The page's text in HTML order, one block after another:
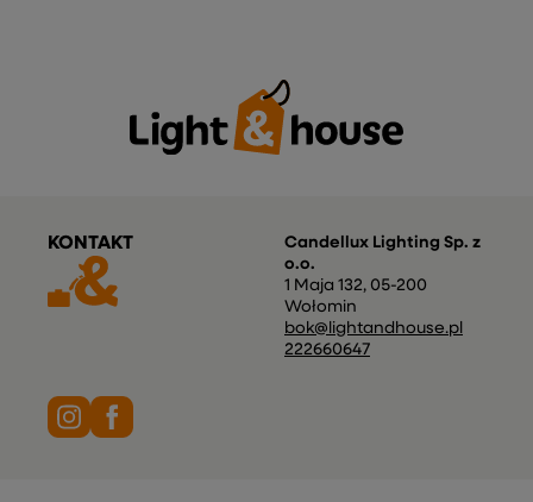
KONTAKT
Candellux Lighting Sp. z
o.o.
1 Maja 132, 05-200
Wołomin
bok@lightandhouse.pl
222660647